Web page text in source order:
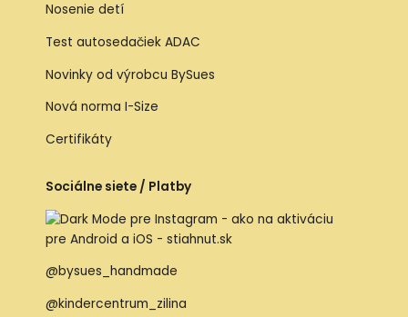
Nosenie detí
Test autosedačiek ADAC
Novinky od výrobcu BySues
Nová norma I-Size
Certifikáty
Sociálne siete / Platby
@bysues_handmade
@kindercentrum_zilina